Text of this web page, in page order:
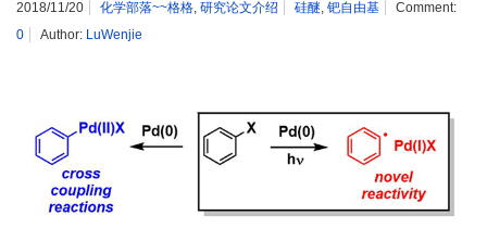
2018/11/20 化学部落~~格格 研究论文介绍 硅醚 钯自由基
Comment:
0
Author: LuWenjie